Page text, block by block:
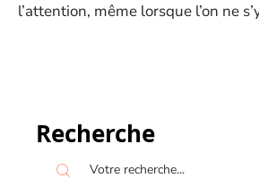
l’attention, même lorsque l’on ne
Recherche